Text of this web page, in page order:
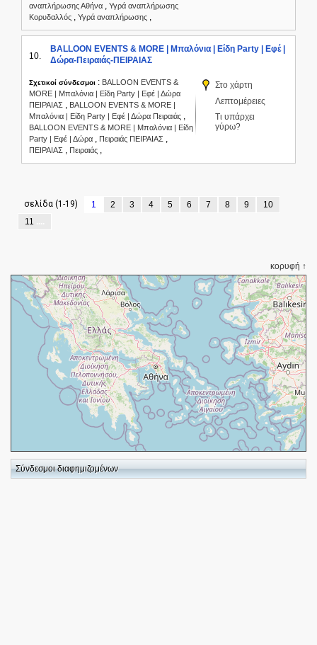
αναπλήρωσης Αθήνα , Υγρά αναπλήρωσης
Κορυδαλλός , Υγρά αναπλήρωσης ,
10.
BALLOON EVENTS & MORE | Μπαλόνια | Είδη Party | Εφέ |
Δώρα-Πειραιάς-ΠΕΙΡΑΙΑΣ
Σχετικοί σύνδεσμοι : BALLOON EVENTS &
MORE | Μπαλόνια | Είδη Party | Εφέ | Δώρα
ΠΕΙΡΑΙΑΣ , BALLOON EVENTS & MORE |
Μπαλόνια | Είδη Party | Εφέ | Δώρα Πειραιάς ,
BALLOON EVENTS & MORE | Μπαλόνια | Είδη
Party | Εφέ | Δώρα , Πειραιάς ΠΕΙΡΑΙΑΣ ,
ΠΕΙΡΑΙΑΣ , Πειραιάς ,
Στο χάρτη
Λεπτομέρειες
Τι υπάρχει
γύρω?
σελίδα (1-19) 1 2 3 4 5 6 7 8 9
10
11
κορυφή ↑
+
−
⇧
Σύνδεσμοι διαφημιζομένων